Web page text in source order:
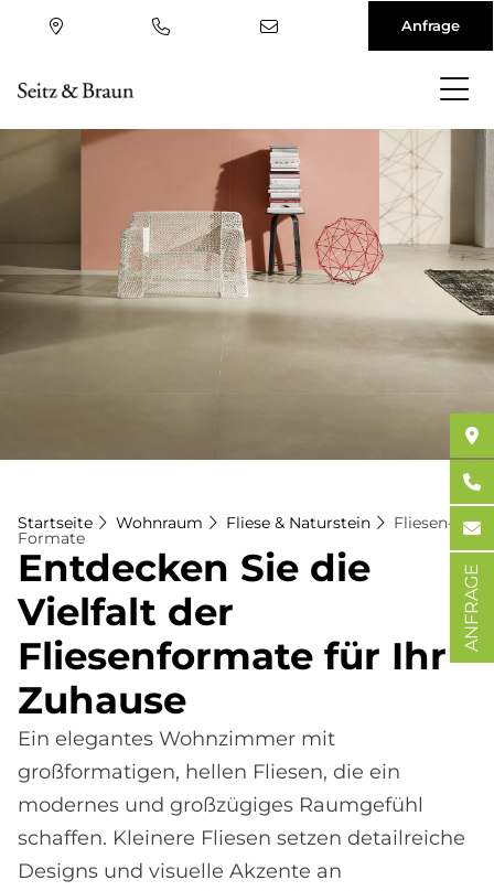
Anfrage
Startseite Wohnraum Fliese & Naturstein Fliesen-
Formate
Ent­decken Sie die
Viel­falt der
Flie­sen­for­ma­te für Ihr
Zu­hau­se
Ein elegantes Wohnzimmer mit
großformatigen, hellen Fliesen, die ein
modernes und großzügiges Raumgefühl
schaffen. Kleinere Fliesen setzen detailreiche
Designs und visuelle Akzente an
ANFRAGE